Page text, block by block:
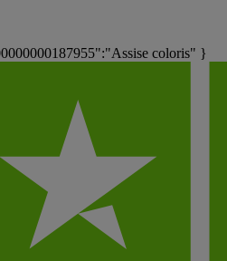
coloris" }